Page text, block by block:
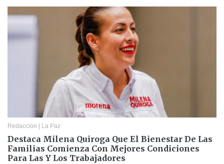
Redacción | La Paz
Destaca Milena Quiroga Que El Bienestar De Las
Familias Comienza Con Mejores Condiciones
Para Las Y Los Trabajadores